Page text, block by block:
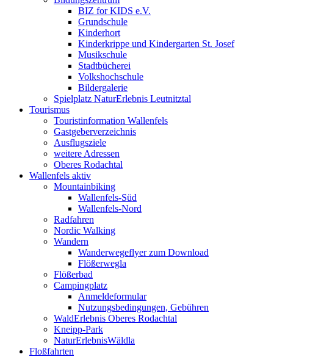
BIZ for KIDS e.V.
Grundschule
Kinderhort
Kinderkrippe und Kindergarten St. Josef
Musikschule
Stadtbücherei
Volkshochschule
Bildergalerie
Spielplatz NaturErlebnis Leutnitztal
Tourismus
Touristinformation Wallenfels
Gastgeberverzeichnis
Ausflugsziele
weitere Adressen
Oberes Rodachtal
Wallenfels aktiv
Mountainbiking
Wallenfels-Süd
Wallenfels-Nord
Radfahren
Nordic Walking
Wandern
Wanderwegeflyer zum Download
Flößerwegla
Flößerbad
Campingplatz
Anmeldeformular
Nutzungsbedingungen, Gebühren
WaldErlebnis Oberes Rodachtal
Kneipp-Park
NaturErlebnisWäldla
Floßfahrten